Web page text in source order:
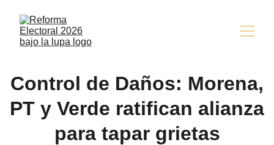
Control de Daños: Morena,
PT y Verde ratifican alianza
para tapar grietas